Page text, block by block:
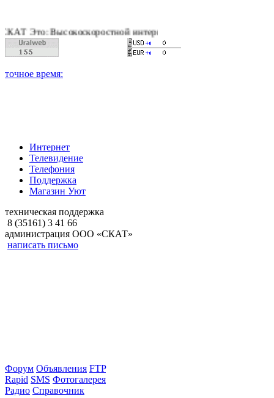
интернет, качественное цифровое и
Интернет
Телевидение
Телефония
Поддержка
Магазин Уют
техническая поддержка
8 (35161) 3 41 66
администрация ООО «СКАТ»
написать письмо
Форум Объявления FTP
Rapid SMS Фотогалерея
Радио Справочник